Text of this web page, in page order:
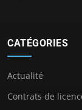
CATÉGORIES
Actualité
Contrats de